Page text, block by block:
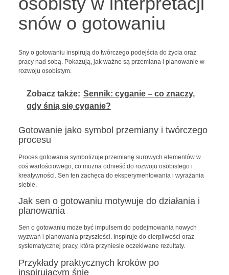
snów o gotowaniu
Sny o gotowaniu inspirują do twórczego podejścia do życia oraz
pracy nad sobą. Pokazują, jak ważne są przemiana i planowanie w
rozwoju osobistym.
Zobacz także: Sennik: cyganie – co znaczy,
gdy śnią się cyganie?
Gotowanie jako symbol przemiany i twórczego
procesu
Proces gotowania symbolizuje przemianę surowych elementów w
coś wartościowego, co można odnieść do rozwoju osobistego i
kreatywności. Sen ten zachęca do eksperymentowania i wyrażania
siebie.
Jak sen o gotowaniu motywuje do działania i
planowania
Sen o gotowaniu może być impulsem do podejmowania nowych
wyzwań i planowania przyszłości. Inspiruje do cierpliwości oraz
systematycznej pracy, która przyniesie oczekiwane rezultaty.
Przykłady praktycznych kroków po
inspirującym śnie